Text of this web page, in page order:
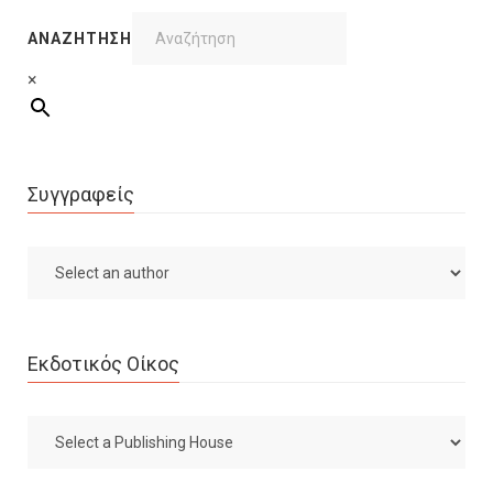
ΑΝΑΖΉΤΗΣΗ
×
Συγγραφείς
Εκδοτικός Οίκος